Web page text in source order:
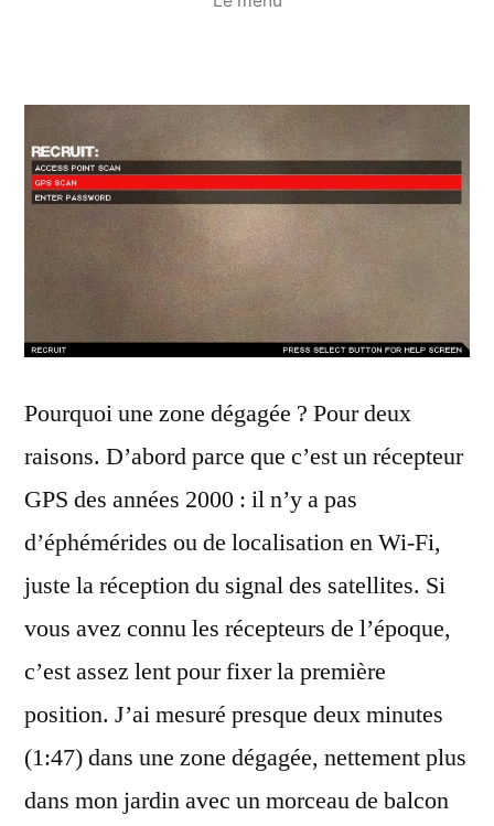
Pourquoi une zone dégagée ? Pour deux
raisons. D’abord parce que c’est un récepteur
GPS des années 2000 : il n’y a pas
d’éphémérides ou de localisation en Wi-Fi,
juste la réception du signal des satellites. Si
vous avez connu les récepteurs de l’époque,
c’est assez lent pour fixer la première
position. J’ai mesuré presque deux minutes
(1:47) dans une zone dégagée, nettement plus
dans mon jardin avec un morceau de balcon